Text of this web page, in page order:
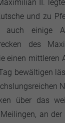
II.
und zu
einige
des
einen mittleren
bewältigen
über das
an der